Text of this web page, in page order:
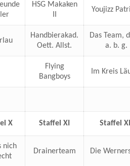
HSG Makaken
Youjizz
Handbierakad.
Oett. Allst.
Das Team,
a. b. g.
Flying
Bangboys
Im Kreis
X Staffel XI Staffel
nich
Drainerteam Die